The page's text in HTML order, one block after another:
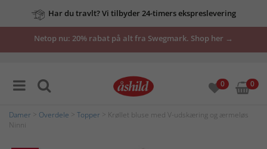
Har du travlt? Vi tilbyder 24-timers ekspreslevering
Netop nu: 20% rabat på alt fra Swegmark. Shop her →
0 0
Damer Overdele Topper > Krøllet bluse med V-udskæring og ærmeløs
Ninni